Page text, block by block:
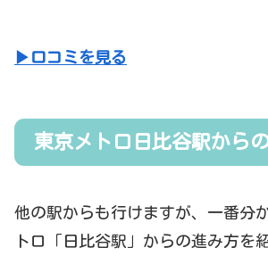
▶口コミを見る
東京メトロ日比谷駅から
他の駅からも行けますが、一番分
トロ「日比谷駅」からの進み方を